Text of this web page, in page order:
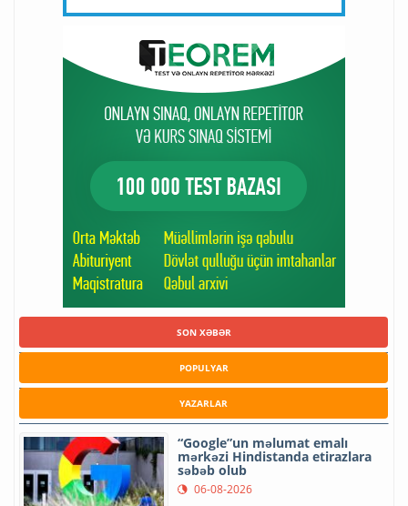
SON XƏBƏR
POPULYAR
YAZARLAR
“Google”un məlumat emalı
mərkəzi Hindistanda etirazlara
səbəb olub
06-08-2026